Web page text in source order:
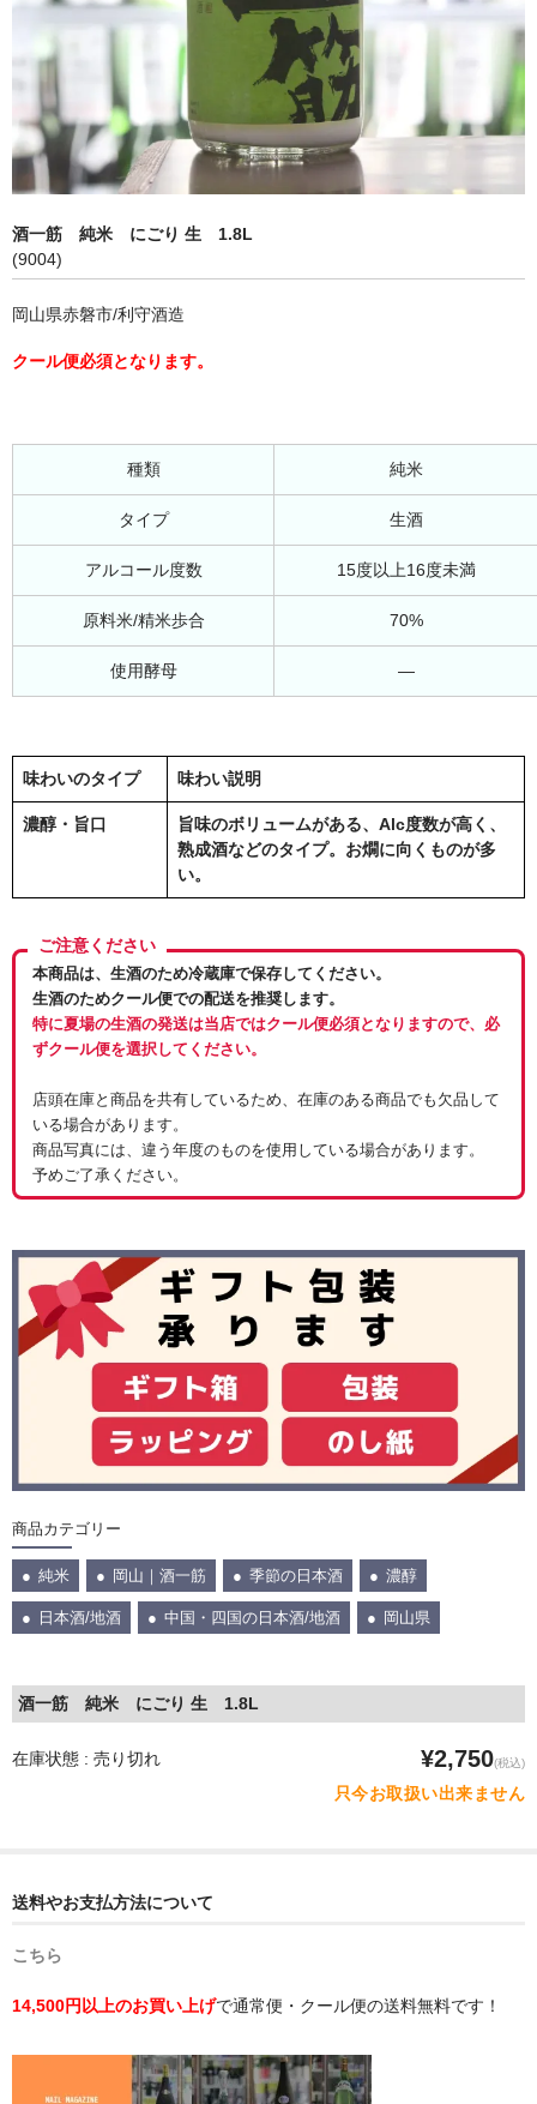
酒一筋 純米 にごり 生 1.8L
(9004)
岡山県赤磐市/利守酒造
クール便必須となります。
種類 純米
タイプ 生酒
アルコール度数 15度以上16度未満
原料米/精米歩合 70%
使用酵母 ―
味わいのタイプ 味わい説明
濃醇・旨口
旨味のボリュームがある、Alc度数が高く、
熟成酒などのタイプ。お燗に向くものが多
い。
ご注意ください
本商品は、生酒のため冷蔵庫で保存してください。
生酒のためクール便での配送を推奨します。
特に夏場の生酒の発送は当店ではクール便必須となりますので、必
ずクール便を選択してください。
店頭在庫と商品を共有しているため、在庫のある商品でも欠品して
いる場合があります。
商品写真には、違う年度のものを使用している場合があります。
予めご了承ください。
商品カテゴリー
純米 岡山｜酒一筋 季節の日本酒 濃醇
日本酒/地酒 中国・四国の日本酒/地酒 岡山県
酒一筋 純米 にごり 生 1.8L
在庫状態 : 売り切れ ¥2,750(税込)
只今お取扱い出来ません
送料やお支払方法について
こちら
14,500円以上のお買い上げで通常便・クール便の送料無料です！